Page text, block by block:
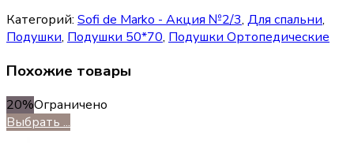
Категорий: Sofi de Marko - Акция №2/3, Для спальни,
Подушки, Подушки 50*70, Подушки Ортопедические
Похожие товары
20%Ограничено
Выбрать ...